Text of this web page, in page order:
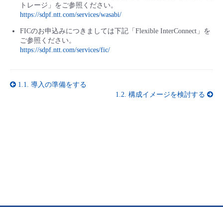
トレージ」をご参照ください。
https://sdpf.ntt.com/services/wasabi/
FICのお申込みにつきましては下記「Flexible InterConnect」を
ご参照ください。
https://sdpf.ntt.com/services/fic/
1.1. 導⼊の準備をする
1.2. 構成イメージを検討する